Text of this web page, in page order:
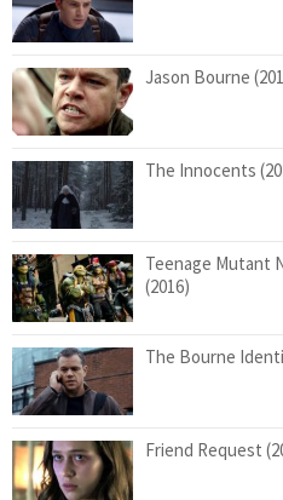
Jason Bourne
The Innocents
Teenage Mutant
(2016)
The Bourne
Friend Request